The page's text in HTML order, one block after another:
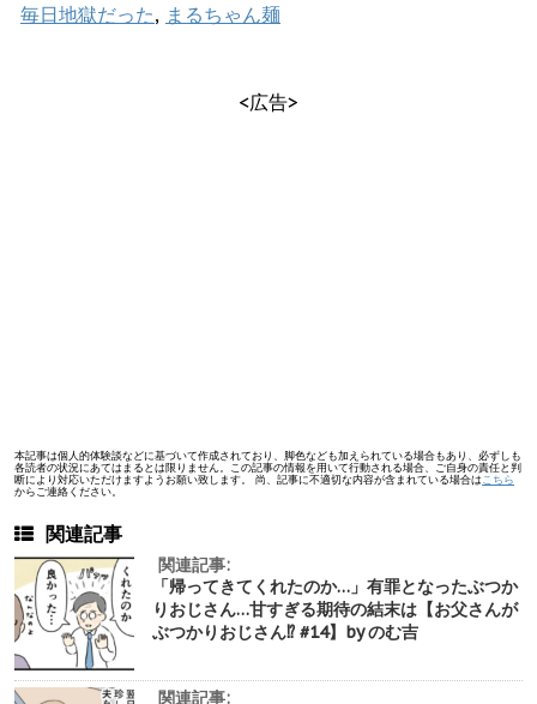
毎日地獄だった, まるちゃん麺
<広告>
本記事は個人的体験談などに基づいて作成されており、脚色なども加えられている場合もあり、必ずしも
各読者の状況にあてはまるとは限りません。この記事の情報を用いて行動される場合、ご自身の責任と判
断により対応いただけますようお願い致します。 尚、記事に不適切な内容が含まれている場合は こちら
からご連絡ください。
関連記事
関連記事:
「帰ってきてくれたのか…」有罪となったぶつか
りおじさん…甘すぎる期待の結末は【お父さんが
ぶつかりおじさん⁉︎ #14】by のむ吉
関連記事: